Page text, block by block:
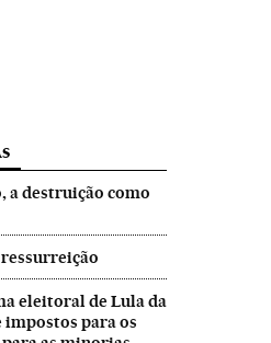
a destruição como
eleitoral de Lula da
impostos para os